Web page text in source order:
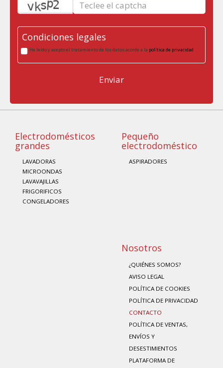
Condiciones legales
He leído y acepto el tratamiento de los datos acorde a la política de privacidad
Enviar
Electrodomésticos
grandes
LAVADORAS
MICROONDAS
LAVAVAJILLAS
FRIGORIFICOS
CONGELADORES
Pequeño
electrodoméstico
ASPIRADORES
Nosotros
¿QUIÉNES SOMOS?
AVISO LEGAL
POLÍTICA DE COOKIES
POLÍTICA DE PRIVACIDAD
CONTACTO
POLÍTICA DE VENTAS,
ENVÍOS Y
DESESTIMIENTOS
PLATAFORMA DE